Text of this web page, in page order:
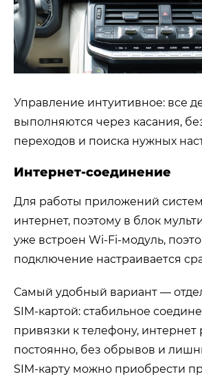
Управление интуитивное: все
выполняются через касания,
переходов и поиска нужных
Интернет-соединение
Для работы приложений
интернет, поэтому в блок
уже встроен Wi-Fi-модуль,
подключение настраивается
Самый удобный вариант —
SIM-картой: стабильное
привязки к телефону, интернет
постоянно, без обрывов и
SIM-карту можно приобрести